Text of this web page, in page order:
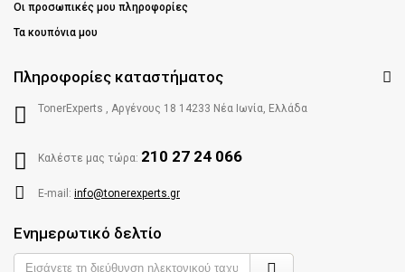
Οι προσωπικές μου πληροφορίες
Τα κουπόνια μου
Πληροφορίες καταστήματος
TonerExperts , Αργένους 18 14233 Νέα Ιωνία, Ελλάδα
Καλέστε μας τώρα: 210 27 24 066
E-mail: info@tonerexperts.gr
Ενημερωτικό δελτίο
Enter